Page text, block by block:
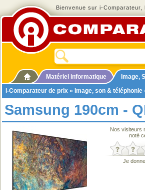
Bienvenue sur i-
Matériel informatique Image,
i-Comparateur de prix » Image, son & téléphonie
Samsung 190cm -
Nos visiteurs
noté
Je